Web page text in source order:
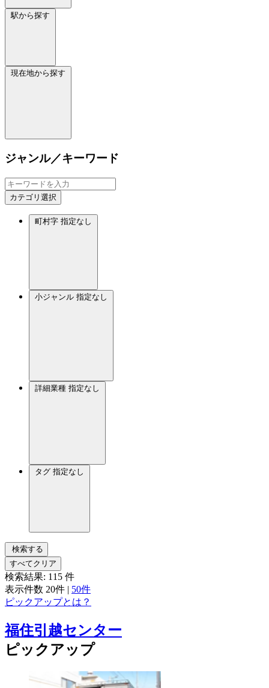
駅から探す
現在地から探す
ジャンル／キーワード
カテゴリ選択
町村字 指定なし
小ジャンル 指定なし
詳細業種 指定なし
タグ 指定なし
検索する
すべてクリア
検索結果: 115 件
表示件数 20件 | 50件
ピックアップとは？
福住引越センター
ピックアップ